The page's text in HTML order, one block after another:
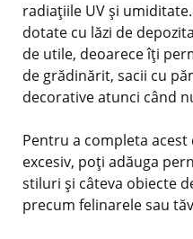
radiațiile UV și
dotate cu lăzi de
de utile, deoarece îți
de grădinărit, sacii cu
decorative atunci când
Pentru a completa
excesiv, poți adăuga
stiluri și câteva obiecte
precum felinarele sau